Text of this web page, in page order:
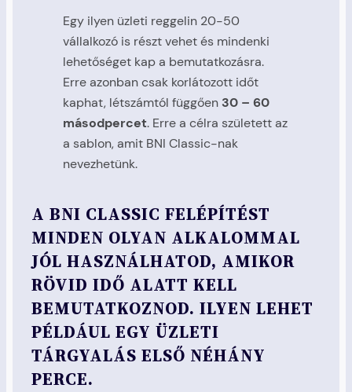
Egy ilyen üzleti reggelin 20-50
vállalkozó is részt vehet és mindenki
lehetőséget kap a bemutatkozásra.
Erre azonban csak korlátozott időt
kaphat, létszámtól függően 30 – 60
másodpercet. Erre a célra született az
a sablon, amit BNI Classic-nak
nevezhetünk.
A BNI CLASSIC FELÉPÍTÉST
MINDEN OLYAN ALKALOMMAL
JÓL HASZNÁLHATOD, AMIKOR
RÖVID IDŐ ALATT KELL
BEMUTATKOZNOD. ILYEN LEHET
PÉLDÁUL EGY ÜZLETI
TÁRGYALÁS ELSŐ NÉHÁNY
PERCE.